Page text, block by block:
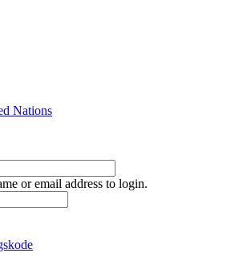
Nations
or email address to login.